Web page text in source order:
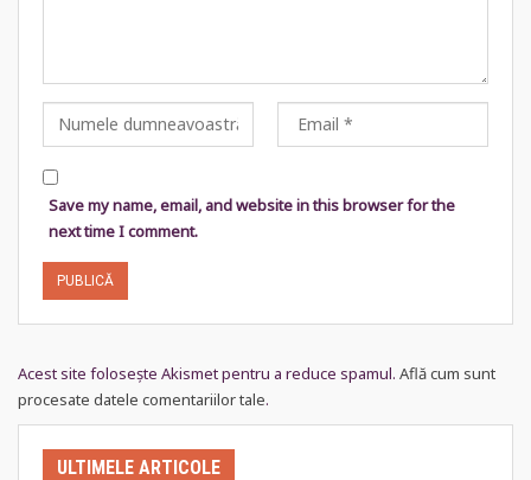
Save my name, email, and website in this browser for the
next time I comment.
Acest site folosește Akismet pentru a reduce spamul. Află cum sunt
procesate datele comentariilor tale.
ULTIMELE ARTICOLE